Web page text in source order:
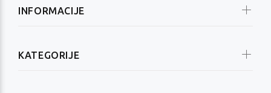
INFORMACIJE
KATEGORIJE